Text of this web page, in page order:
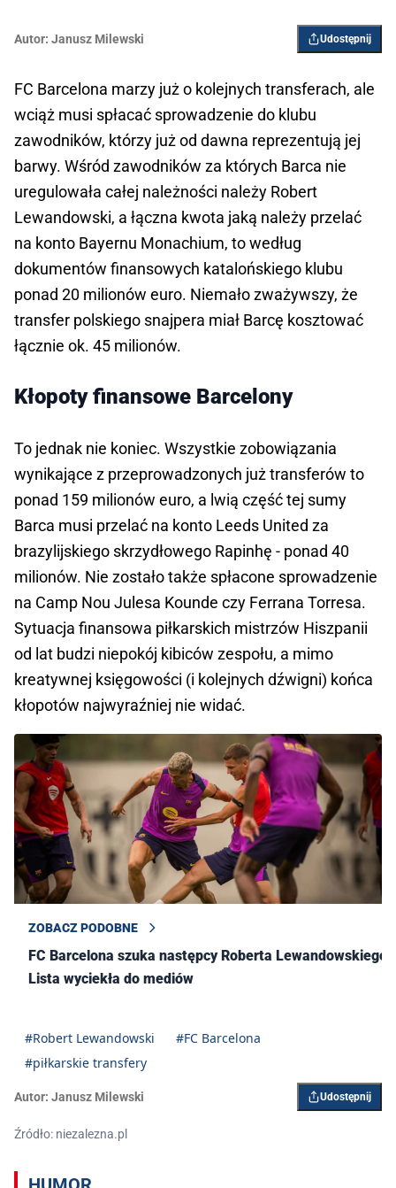
Autor: Janusz Milewski Udostępnij
FC Barcelona marzy już o kolejnych transferach, ale
wciąż musi spłacać sprowadzenie do klubu
zawodników, którzy już od dawna reprezentują jej
barwy. Wśród zawodników za których Barca nie
uregulowała całej należności należy Robert
Lewandowski, a łączna kwota jaką należy przelać
na konto Bayernu Monachium, to według
dokumentów finansowych katalońskiego klubu
ponad 20 milionów euro. Niemało zważywszy, że
transfer polskiego snajpera miał Barcę kosztować
łącznie ok. 45 milionów.
Kłopoty finansowe Barcelony
To jednak nie koniec. Wszystkie zobowiązania
wynikające z przeprowadzonych już transferów to
ponad 159 milionów euro, a lwią część tej sumy
Barca musi przelać na konto Leeds United za
brazylijskiego skrzydłowego Rapinhę - ponad 40
milionów. Nie zostało także spłacone sprowadzenie
na Camp Nou Julesa Kounde czy Ferrana Torresa.
Sytuacja finansowa piłkarskich mistrzów Hiszpanii
od lat budzi niepokój kibiców zespołu, a mimo
kreatywnej księgowości (i kolejnych dźwigni) końca
kłopotów najwyraźniej nie widać.
ZOBACZ PODOBNE
FC Barcelona szuka następcy Roberta Lewandowskiego.
Lista wyciekła do mediów
#Robert Lewandowski
#FC Barcelona
#piłkarskie transfery
Autor: Janusz Milewski Udostępnij
Źródło: niezalezna.pl